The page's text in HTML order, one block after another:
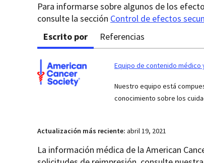
Para informarse sobre algunos de los
consulte la sección Control de efectos
Escrito por
Referencias
Equipo de contenido médico
Nuestro equipo está
conocimiento sobre los
Actualización más reciente: abril 19, 2021
La información médica de la American